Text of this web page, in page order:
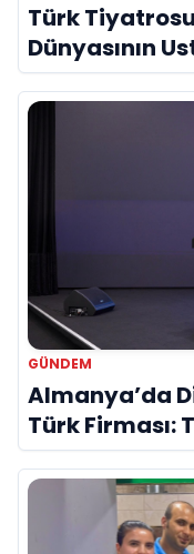
Türk
Dünyasının
Hayatını
GÜNDEM
Almanya’da
Türk Firması: